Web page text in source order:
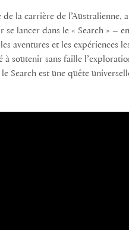
la carrière de l’Australienne,
se lancer dans le « Search » –
aventures et les expériences
soutenir sans faille
Search est une quête